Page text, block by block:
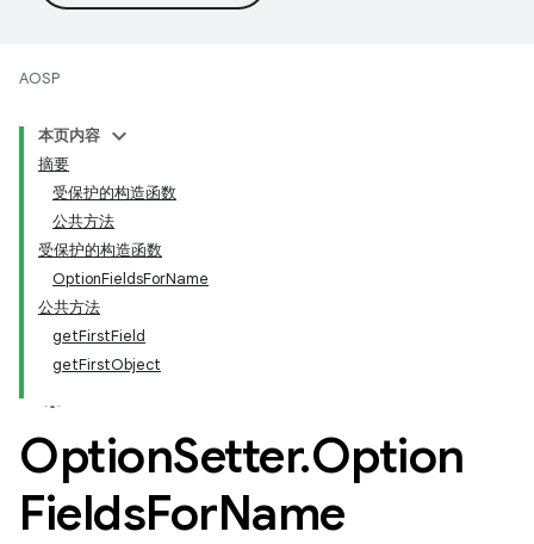
AOSP
本页内容
摘要
受保护的构造函数
公共方法
受保护的构造函数
OptionFieldsForName
公共方法
getFirstField
getFirstObject
OptionSetter.Option
FieldsForName